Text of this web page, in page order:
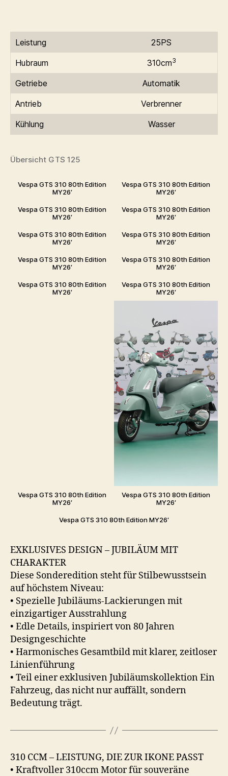
Leistung
25PS
Hubraum
310cm3
Getriebe
Automatik
Antrieb
Verbrenner
Kühlung
Wasser
Übersicht GTS 125
Vespa GTS 310 80th Edition
MY26′
Vespa GTS 310 80th Edition
MY26′
Vespa GTS 310 80th Edition
MY26′
Vespa GTS 310 80th Edition
MY26′
Vespa GTS 310 80th Edition
MY26′
Vespa GTS 310 80th Edition
MY26′
Vespa GTS 310 80th Edition
MY26′
Vespa GTS 310 80th Edition
MY26′
Vespa GTS 310 80th Edition
MY26′
Vespa GTS 310 80th Edition
MY26′
Vespa GTS 310 80th Edition
MY26′
Vespa GTS 310 80th Edition
MY26′
Vespa GTS 310 80th Edition MY26′
EXKLUSIVES DESIGN – JUBILÄUM MIT
CHARAKTER
Diese Sonderedition steht für Stilbewusstsein
auf höchstem Niveau:
• Spezielle Jubiläums-Lackierungen mit
einzigartiger Ausstrahlung
• Edle Details, inspiriert von 80 Jahren
Designgeschichte
• Harmonisches Gesamtbild mit klarer, zeitloser
Linienführung
• Teil einer exklusiven Jubiläumskollektion Ein
Fahrzeug, das nicht nur auffällt, sondern
Bedeutung trägt.
310 CCM – LEISTUNG, DIE ZUR IKONE PASST
• Kraftvoller 310ccm Motor für souveräne